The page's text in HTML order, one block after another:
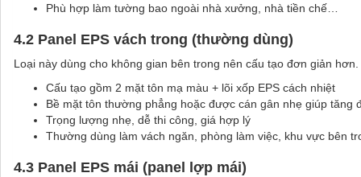
Phù hợp làm tường bao ngoài nhà xưởng, nhà tiền chế…
4.2 Panel EPS vách trong (thường dùng)
Loại này dùng cho không gian bên trong nên cấu tạo đơn giản hơn.
Cấu tạo gồm 2 mặt tôn mạ màu + lõi xốp EPS cách nhiệt
Bề mặt tôn thường phẳng hoặc được cán gân nhẹ giúp tăng
Trọng lượng nhẹ, dễ thi công, giá hợp lý
Thường dùng làm vách ngăn, phòng làm việc, khu vực bên
4.3 Panel EPS mái (panel lợp mái)